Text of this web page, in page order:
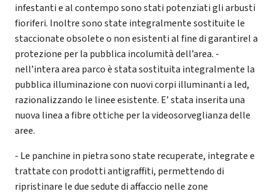
infestanti e al contempo sono stati potenziati gli arbusti
fioriferi. Inoltre sono state integralmente sostituite le
staccionate obsolete o non esistenti al fine di garantirel a
protezione per la pubblica incolumità dell’area. -
nell’intera area parco è stata sostituita integralmente la
pubblica illuminazione con nuovi corpi illuminanti a led,
razionalizzando le linee esistente. E’ stata inserita una
nuova linea a fibre ottiche per la videosorveglianza delle
aree.
- Le panchine in pietra sono state recuperate, integrate e
trattate con prodotti antigraffiti, permettendo di
ripristinare le due sedute di affaccio nelle zone